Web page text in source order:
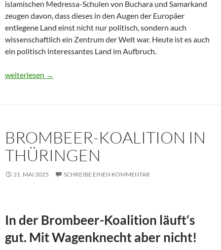
islamischen Medressa-Schulen von Buchara und Samarkand
zeugen davon, dass dieses in den Augen der Europäer
entlegene Land einst nicht nur politisch, sondern auch
wissenschaftlich ein Zentrum der Welt war. Heute ist es auch
ein politisch interessantes Land im Aufbruch.
Usbekistan 2025: Unterwegs in einem Land im Aufbruch
weiterlesen →
BROMBEER-KOALITION IN
THÜRINGEN
21. MAI 2025 SCHREIBE EINEN KOMMENTAR
In der Brombeer-Koalition läuft‘s
gut. Mit Wagenknecht aber nicht!